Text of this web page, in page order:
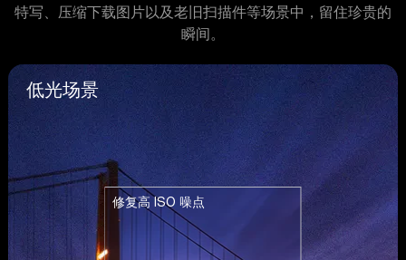
特写、压缩下载图片以及老旧扫描件等场景中，留住珍贵的
瞬间。
低光场景
修复高 ISO 噪点